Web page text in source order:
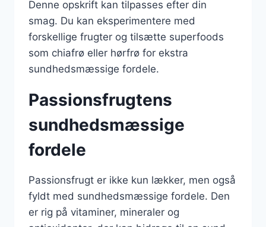
Denne opskrift kan tilpasses efter din
smag. Du kan eksperimentere med
forskellige frugter og tilsætte superfoods
som chiafrø eller hørfrø for ekstra
sundhedsmæssige fordele.
Passionsfrugtens
sundhedsmæssige
fordele
Passionsfrugt er ikke kun lækker, men også
fyldt med sundhedsmæssige fordele. Den
er rig på vitaminer, mineraler og